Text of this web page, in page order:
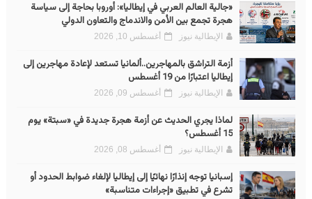
«جالية العالم العربي في إيطاليا»: أوروبا بحاجة إلى سياسة
هجرة تجمع بين الأمن والاندماج والتعاون الدولي
الإيطالية نيوز أغسطس 10, 2026
أزمة التراشق بالمهاجرين..ألمانيا تستعد لإعادة مهاجرين إلى
إيطاليا اعتبارًا من 19 أغسطس
الإيطالية نيوز أغسطس 09, 2026
لماذا يجري الحديث عن أزمة هجرة جديدة في «سبتة» يوم
15 أغسطس؟
الإيطالية نيوز أغسطس 08, 2026
إسبانيا توجه إنذارًا نهائيًا إلى إيطاليا لإلغاء ضوابط الحدود أو
تشرع في تطبيق «إجراءات متناسبة»